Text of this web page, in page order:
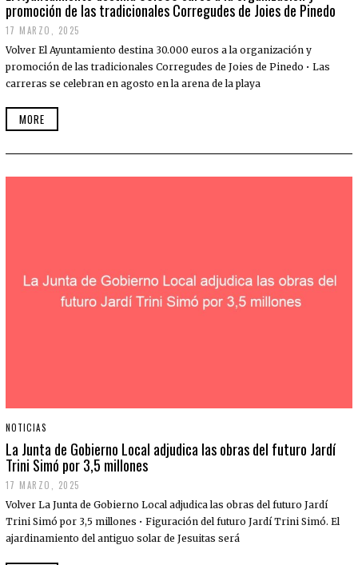
promoción de las tradicionales Corregudes de Joies de Pinedo
17 MARZO, 2025
Volver El Ayuntamiento destina 30.000 euros a la organización y
promoción de las tradicionales Corregudes de Joies de Pinedo • Las
carreras se celebran en agosto en la arena de la playa
MORE
NOTICIAS
La Junta de Gobierno Local adjudica las obras del futuro Jardí
Trini Simó por 3,5 millones
17 MARZO, 2025
Volver La Junta de Gobierno Local adjudica las obras del futuro Jardí
Trini Simó por 3,5 millones • Figuración del futuro Jardí Trini Simó. El
ajardinamiento del antiguo solar de Jesuitas será